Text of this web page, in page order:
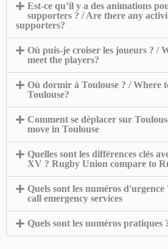
Est-ce qu’il y a des animations
supporters ? / Are there any
supporters?
Où puis-je croiser les joueurs ? /
meet the players?
Où dormir à Toulouse ? / Where
Toulouse?
Comment se déplacer sur
move in Toulouse
Quelles sont les différences clés
XV ? Rugby Union compare to
Quels sont les numéros d'urgence
call emergency services
Quels sont les numéros pratiques